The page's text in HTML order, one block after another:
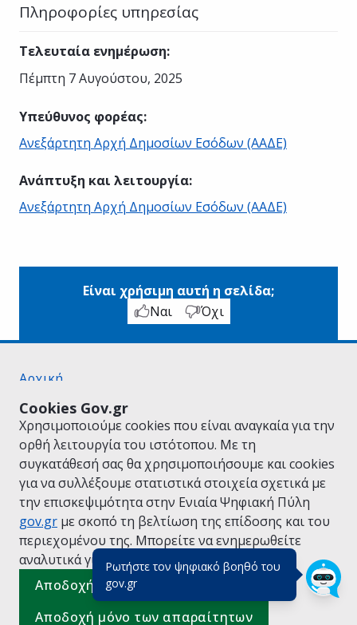
Ρωτήστε τον ψηφιακό βοηθό του
gov.gr(πάτησε για κλείσιμο)
Cookies Gov.gr
Χρησιμοποιούμε cookies που είναι αναγκαία για την
ορθή λειτουργία του ιστότοπου. Με τη
συγκατάθεσή σας θα χρησιμοποιήσουμε και cookies
για να συλλέξουμε στατιστικά στοιχεία σχετικά με
την επισκεψιμότητα στην Ενιαία Ψηφιακή Πύλη
gov.gr με σκοπό τη βελτίωση της επίδοσης και του
περιεχομένου της. Μπορείτε να ενημερωθείτε
αναλυτικά για την Πολιτική Cookies.
Αποδοχή όλων
Αποδοχή μόνο των απαραίτητων
Πληροφορίες υπηρεσίας
Τελευταία ενημέρωση:
Πέμπτη 7 Αυγούστου, 2025
Υπεύθυνος φορέας:
Ανεξάρτητη Αρχή Δημοσίων Εσόδων (ΑΑΔΕ)
Ανάπτυξη και λειτουργία:
Ανεξάρτητη Αρχή Δημοσίων Εσόδων (ΑΑΔΕ)
Είναι χρήσιμη αυτή η σελίδα;
Ναι
Όχι
Αρχική
Όροι Χρήσης
Πολιτική Απορρήτου
Δήλωση προσβασιμότητας
Πολιτική cookies
Προτάσεις για το gov.gr
Υλοποίηση από το Υπουργείο Ψηφιακής
Διακυβέρνησης
Ελληνικά |Αγγλικά